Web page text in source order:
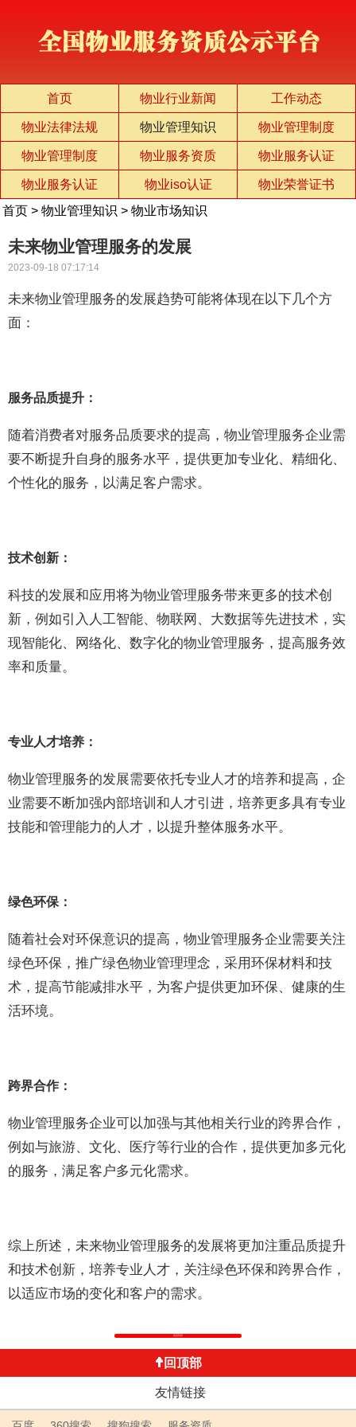
首页 物业行业新闻 工作动态
物业法律法规 物业管理知识 物业管理制度
物业管理制度 物业服务资质 物业服务认证
物业服务认证 物业iso认证
物业荣誉证书
首页 > 物业管理知识 > 物业市场知识
未来物业管理服务的发展
2023-09-18 07:17:14
未来物业管理服务的发展趋势可能将体现在以下几个方
面：
服务品质提升：
随着消费者对服务品质要求的提高，物业管理服务企业需
要不断提升自身的服务水平，提供更加专业化、精细化、
个性化的服务，以满足客户需求。
技术创新：
科技的发展和应用将为物业管理服务带来更多的技术创
新，例如引入人工智能、物联网、大数据等先进技术，实
现智能化、网络化、数字化的物业管理服务，提高服务效
率和质量。
专业人才培养：
物业管理服务的发展需要依托专业人才的培养和提高，企
业需要不断加强内部培训和人才引进，培养更多具有专业
技能和管理能力的人才，以提升整体服务水平。
绿色环保：
随着社会对环保意识的提高，物业管理服务企业需要关注
绿色环保，推广绿色物业管理理念，采用环保材料和技
术，提高节能减排水平，为客户提供更加环保、健康的生
活环境。
跨界合作：
物业管理服务企业可以加强与其他相关行业的跨界合作，
例如与旅游、文化、医疗等行业的合作，提供更加多元化
的服务，满足客户多元化需求。
综上所述，未来物业管理服务的发展将更加注重品质提升
和技术创新，培养专业人才，关注绿色环保和跨界合作，
以适应市场的变化和客户的需求。
返回列表
回顶部
友情链接